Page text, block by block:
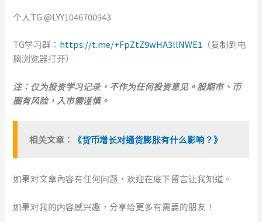
个人TG:@LYY1046700943
TG学习群： https://t.me/+FpZtZ9wHA3llNWE1 （复制到电
脑浏览器打开）
注：仅为投资学习记录，不作为任何投资意见。股期市、币
圈有风险，入市需谨慎。
相关文章： 《货币增长对通货膨胀有什么影响？》
如果对文章內容有任何问题，欢迎在底下留言让我知道。
如果对我的内容感兴趣，分享给更多有需要的朋友！